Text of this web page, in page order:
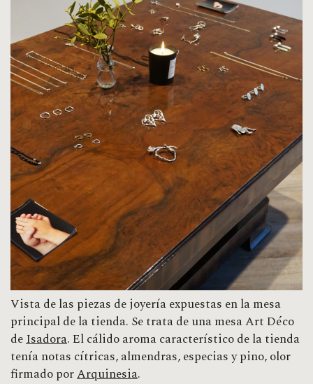
Vista de las piezas de joyería expuestas en la mesa
principal de la tienda. Se trata de una mesa Art Déco
deIsadora. El cálido aroma característico de la tienda
teníanotas cítricas, almendras, especias y pino, olor
firmado porArquinesia.